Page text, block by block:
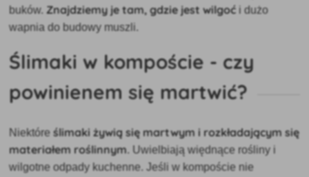
buków.Znajdziemy je tam, gdzie jest wilgoć i dużo
wapnia do budowy muszli.
Ślimaki w kompoście - czy
powinienem się martwić?
Niektóreślimaki żywią się martwym i rozkładającym się
materiałem roślinnym. Uwielbiają więdnące rośliny i
wilgotne odpady kuchenne. Jeśli w kompoście nie